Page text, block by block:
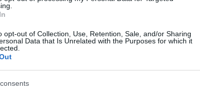
opt-out of Collection, Use, Retention, Sale, and/or Sharing
Data that Is Unrelated with the Purposes for which it
búcsúztatja a farsangi időszakot.
középső napja
második napja, amelyet hagyományosan a
jellemeztek. A falvakban gyakran
például a tikverőzést, a menyasszonyfektetést
a közösségi összetartozást és a télűzés